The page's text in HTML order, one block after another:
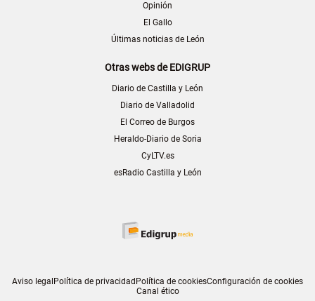
Opinión
El Gallo
Últimas noticias de León
Otras webs de EDIGRUP
Diario de Castilla y León
Diario de Valladolid
El Correo de Burgos
Heraldo-Diario de Soria
CyLTV.es
esRadio Castilla y León
Aviso legal Política de privacidad Política de cookiesConfiguración de cookies
Canal ético